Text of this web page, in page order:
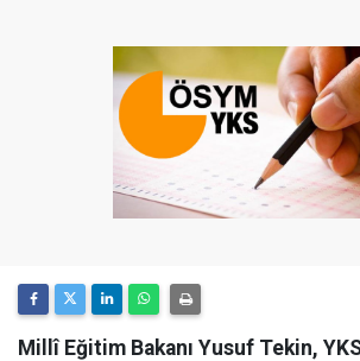
Millî Eğitim Bakanı Yusuf Tekin,